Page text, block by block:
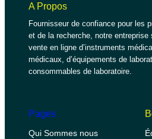
A Propos
Fournisseur de confiance pour les
et de la recherche, notre entreprise
vente en ligne d’instruments
médicaux, d’équipements de
consommables de laboratoire.
Pages
Qui Sommes nous